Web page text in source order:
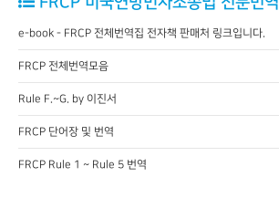
e-book - FRCP 전체번역집 전자책 판매처 링크입니다.
FRCP 전체번역모음
Rule F.~G. by 이진서
FRCP 단어장 및 번역
FRCP Rule 1 ~ Rule 5 번역